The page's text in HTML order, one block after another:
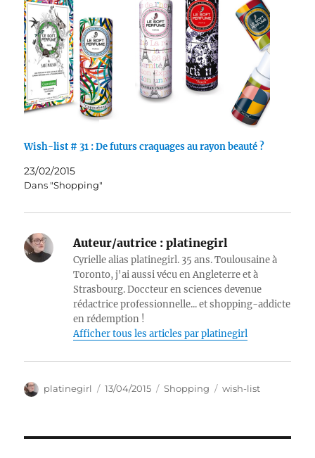
Wish-list # 31 : De futurs craquages au rayon beauté ?
23/02/2015
Dans "Shopping"
Auteur/autrice : platinegirl
Cyrielle alias platinegirl. 35 ans. Toulousaine à
Toronto, j'ai aussi vécu en Angleterre et à
Strasbourg. Doccteur en sciences devenue
rédactrice professionnelle... et shopping-addicte
en rédemption !
Afficher tous les articles par platinegirl
Auteur
platinegirl
Publié
13/04/2015 Catégories
Shopping Étiquettes
wish-list